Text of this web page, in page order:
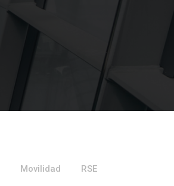
Movilidad RSE